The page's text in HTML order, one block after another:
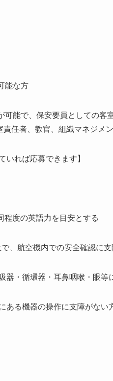
能な方
能で、保安要員としての客
任者、教官、組織マネジメ
れば応募できます】
程度の英語力を目安とする
、航空機内での安全確認に
器・循環器・耳鼻咽喉・眼
ある機器の操作に支障がない